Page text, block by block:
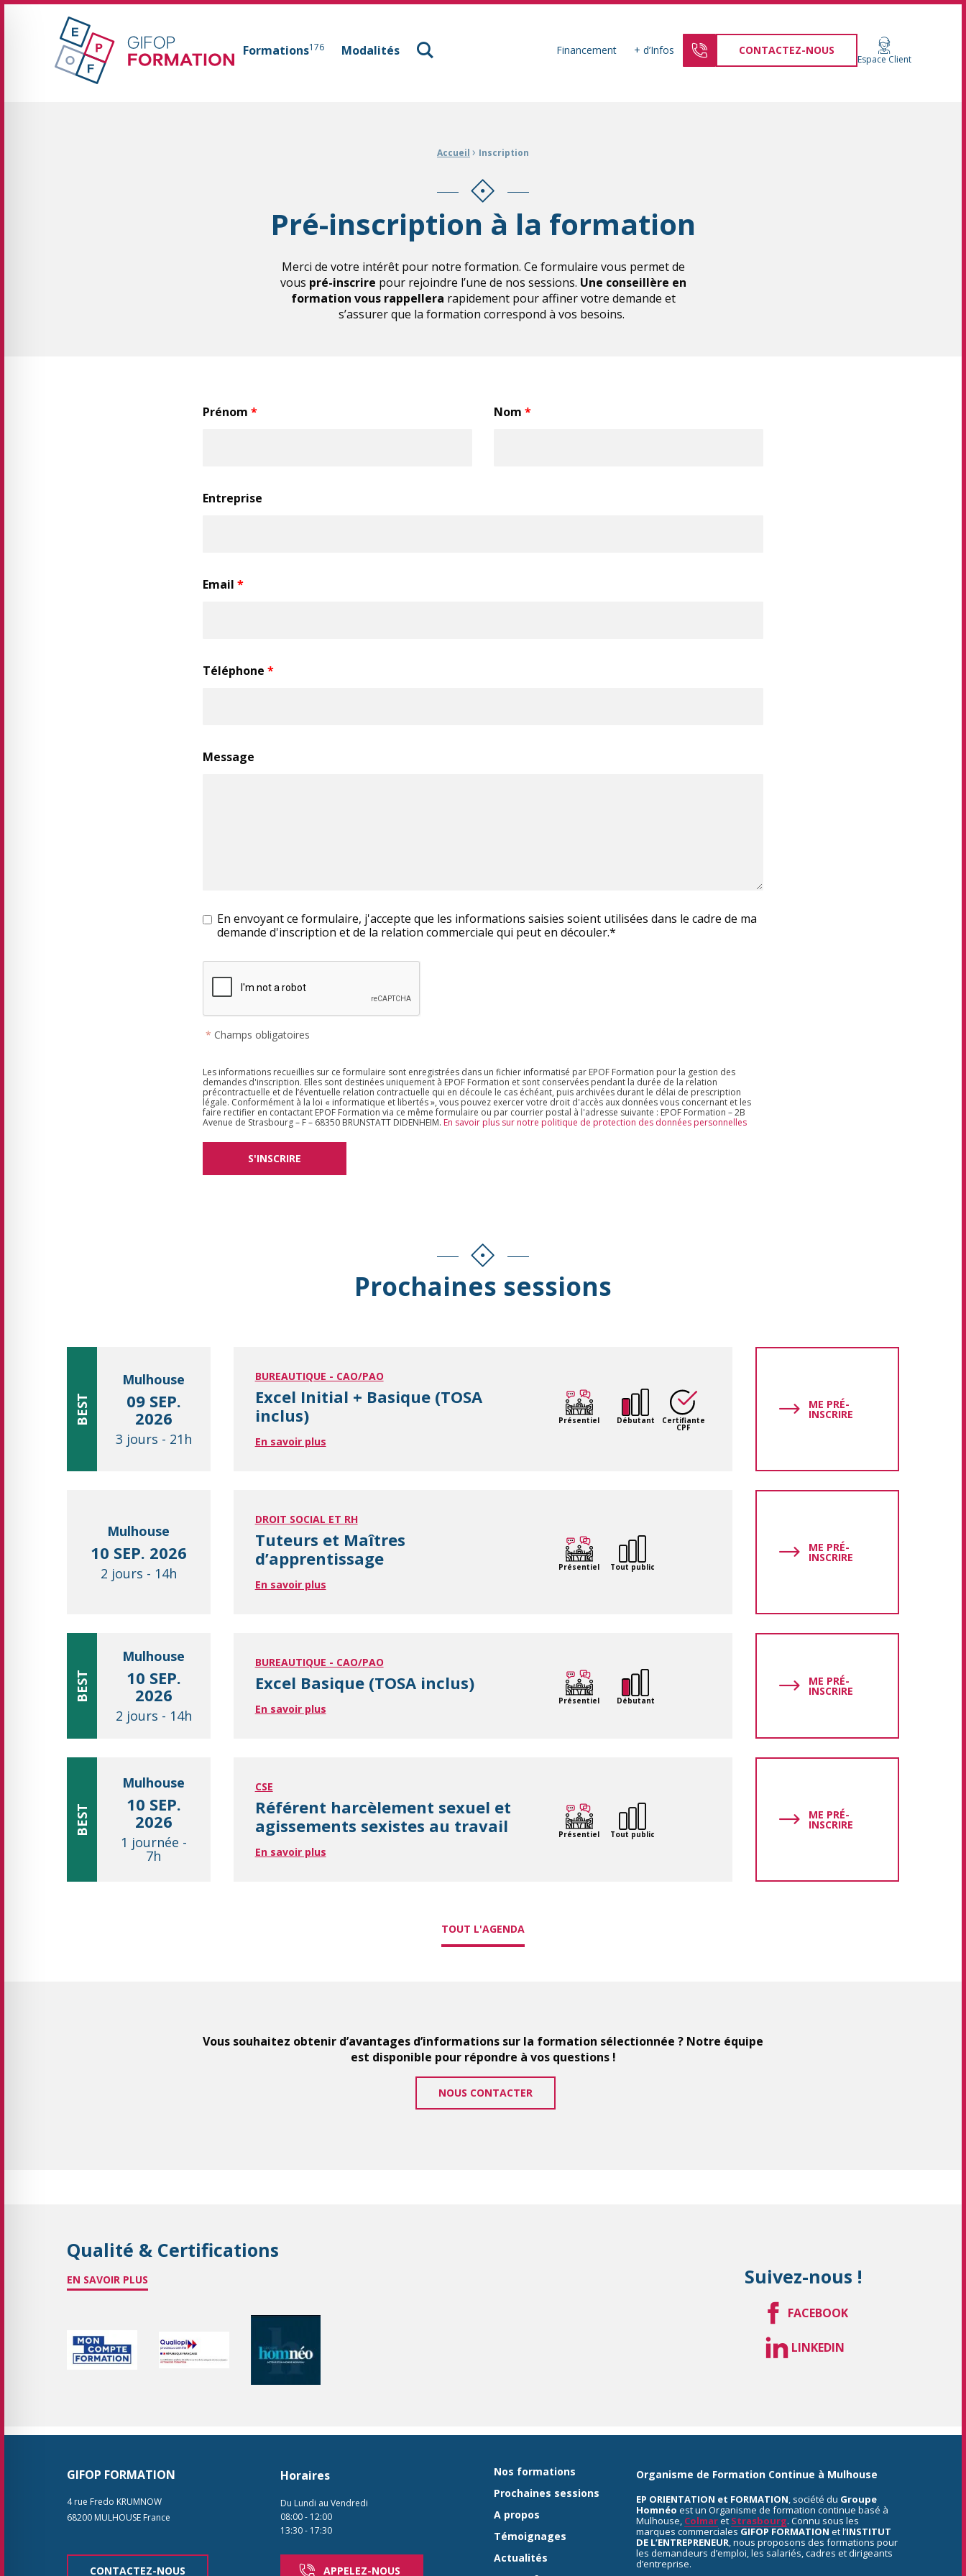
GIFOP Formation Centre de formation continue à Mulhouse
Formations176 Modalités Financement + d’Infos CONTACTEZ-NOUS
Espace Client
Accueil › Inscription
Pré-inscription à la formation
Merci de votre intérêt pour notre formation. Ce formulaire vous permet de
vous pré-inscrire pour rejoindre l’une de nos sessions. Une conseillère en
formation vous rappellera rapidement pour affiner votre demande et
s’assurer que la formation correspond à vos besoins.
Prénom * Nom *
Entreprise
Email *
Téléphone *
Message
En envoyant ce formulaire, j'accepte que les informations saisies soient utilisées dans le cadre de ma
demande d'inscription et de la relation commerciale qui peut en découler.*
* Champs obligatoires
Les informations recueillies sur ce formulaire sont enregistrées dans un fichier informatisé par EPOF Formation pour la gestion des
demandes d'inscription. Elles sont destinées uniquement à EPOF Formation et sont conservées pendant la durée de la relation
précontractuelle et de l’éventuelle relation contractuelle qui en découle le cas échéant, puis archivées durant le délai de prescription
légale. Conformément à la loi « informatique et libertés », vous pouvez exercer votre droit d'accès aux données vous concernant et les
faire rectifier en contactant EPOF Formation via ce même formulaire ou par courrier postal à l'adresse suivante : EPOF Formation – 2B
Avenue de Strasbourg – F – 68350 BRUNSTATT DIDENHEIM. En savoir plus sur notre politique de protection des données personnelles
Prochaines sessions
BEST
Mulhouse
09 SEP.
2026
3 jours - 21h
BUREAUTIQUE - CAO/PAO
Excel Initial + Basique (TOSA
inclus)
En savoir plus
Présentiel Débutant Certifiante
CPF
ME PRÉ-
INSCRIRE
Mulhouse
10 SEP. 2026
2 jours - 14h
DROIT SOCIAL ET RH
Tuteurs et Maîtres
d’apprentissage
En savoir plus
Présentiel Tout public
ME PRÉ-
INSCRIRE
BEST
Mulhouse
10 SEP.
2026
2 jours - 14h
BUREAUTIQUE - CAO/PAO
Excel Basique (TOSA inclus)
En savoir plus
Présentiel Débutant
ME PRÉ-
INSCRIRE
BEST
Mulhouse
10 SEP.
2026
1 journée -
7h
CSE
Référent harcèlement sexuel et
agissements sexistes au travail
En savoir plus
Présentiel Tout public
ME PRÉ-
INSCRIRE
TOUT L'AGENDA
Vous souhaitez obtenir d’avantages d’informations sur la formation sélectionnée ? Notre équipe
est disponible pour répondre à vos questions !
NOUS CONTACTER
Qualité & Certifications
EN SAVOIR PLUS Suivez-nous !
FACEBOOK
LINKEDIN
GIFOP FORMATION
4 rue Fredo KRUMNOW
68200 MULHOUSE France
CONTACTEZ-NOUS
Horaires
Du Lundi au Vendredi
08:00- 12:00
13:30- 17:30
APPELEZ-NOUS
Nos formations
Prochaines sessions
A propos
Témoignages
Actualités
Organisme de Formation Continue à Mulhouse
EP ORIENTATION et FORMATION, société du Groupe
Homnéoest un Organisme de formation continue basé à
Mulhouse, Colmaret Strasbourg. Connu sous les
marques commercialesGIFOP FORMATION et l’INSTITUT
DE L’ENTREPRENEUR, nous proposons des formations pour
les demandeurs d’emploi, les salariés, cadres et dirigeants
d’entreprise.